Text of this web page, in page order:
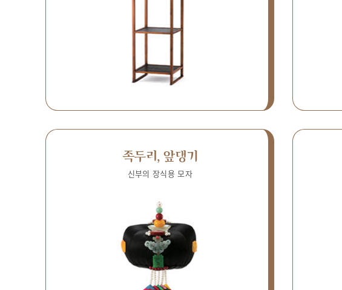
족두리, 앞댕기
신부의 장식용 모자